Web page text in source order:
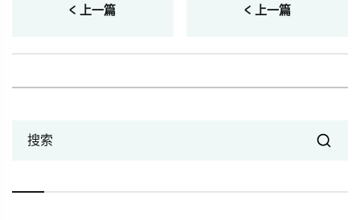
< 上一篇 < 上一篇
搜索